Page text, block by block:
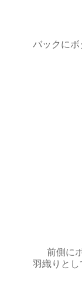
バックにボ
前側に
羽織りとし